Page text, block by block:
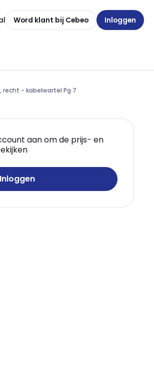
Word klant bij Cebeo Inloggen
recht - kabelwartel Pg 7
aan om de prijs- en
Inloggen